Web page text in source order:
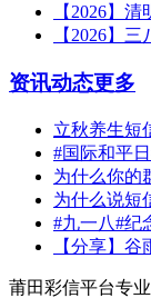
【2026】
【2026】
资讯动态更多
立秋养生短
#国际和平
为什么你的
为什么说短
#九一八#纪
【分享】
莆田彩信平台专